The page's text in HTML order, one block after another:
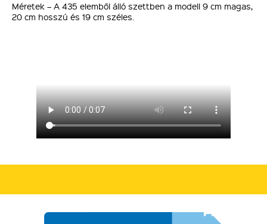
Méretek – A 435 elemből álló szettben a modell 9 cm magas,
20 cm hosszú és 19 cm széles.